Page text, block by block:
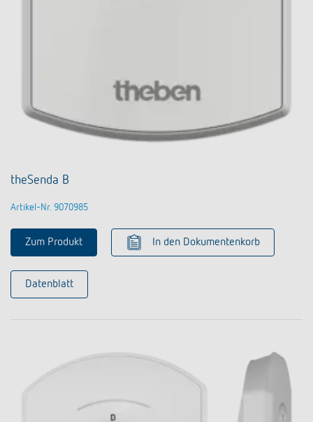
theSenda B
Artikel-Nr. 9070985
Zum Produkt In den Dokumentenkorb
Datenblatt